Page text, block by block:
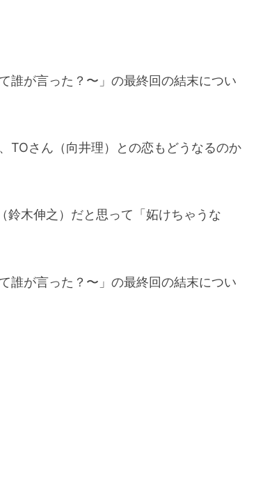
誰が言った？〜」の最終回の結末につい
TOさん（向井理）との恋もどうなるのか
鈴木伸之）だと思って「妬けちゃうな
誰が言った？〜」の最終回の結末につい